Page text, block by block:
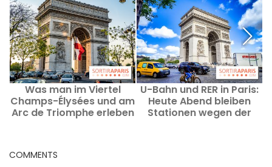
Was man im Viertel
Champs-Élysées und am
Arc de Triomphe erleben
U-Bahn und RER in Paris:
Heute Abend bleiben
Stationen wegen der
COMMENTS